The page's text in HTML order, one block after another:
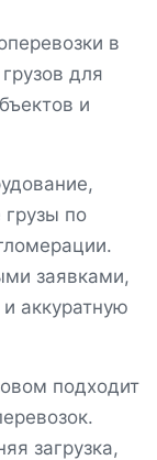
в
для
и
по
.
заявками,
аккуратную
подходит
загрузка,